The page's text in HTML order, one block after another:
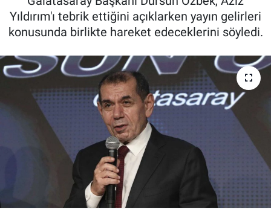
Yıldırım'ı tebrik ettiğini açıklarken yayın gelirleri
konusunda birlikte hareket edeceklerini söyledi.
1461 TRABZON
FUTBOL
ALT LIGLER
TV VE SİNEMA
BASKETBOL
SAĞLIK
Haber Arşivi